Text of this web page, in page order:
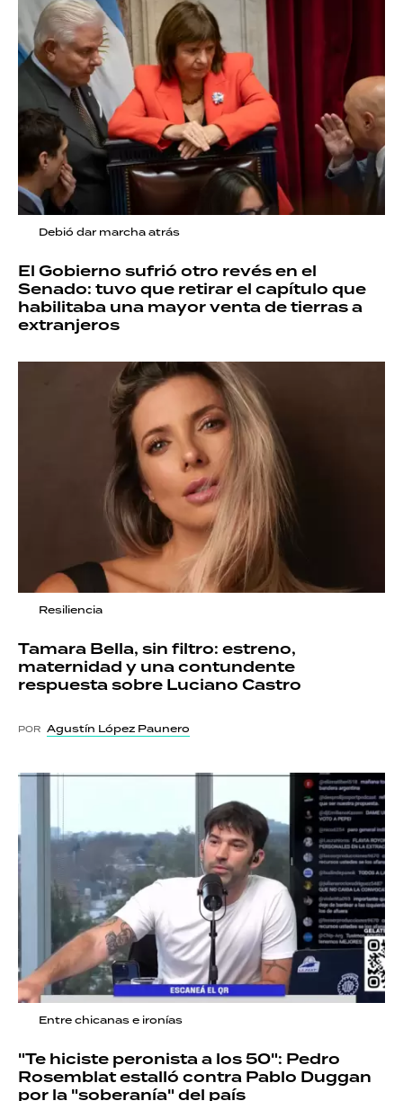
Debió dar marcha atrás
El Gobierno sufrió otro revés en el
Senado: tuvo que retirar el capítulo que
habilitaba una mayor venta de tierras a
extranjeros
Resiliencia
Tamara Bella, sin filtro: estreno,
maternidad y una contundente
respuesta sobre Luciano Castro
POR Agustín López Paunero
Entre chicanas e ironías
"Te hiciste peronista a los 50": Pedro
Rosemblat estalló contra Pablo Duggan
por la "soberanía" del país